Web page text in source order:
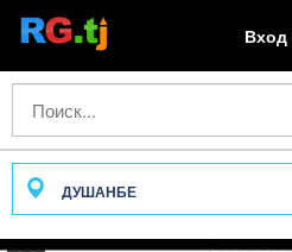
Вход
ДУШАНБЕ